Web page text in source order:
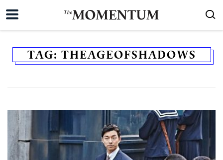
TAG: THEAGEOFSHADOWS